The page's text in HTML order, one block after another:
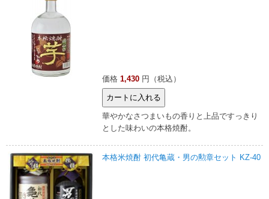
価格 1,430 円（税込）
華やかなさつまいもの香りと上品ですっきり
とした味わいの本格焼酎。
本格米焼酎 初代亀蔵・男の勲章セット KZ-40